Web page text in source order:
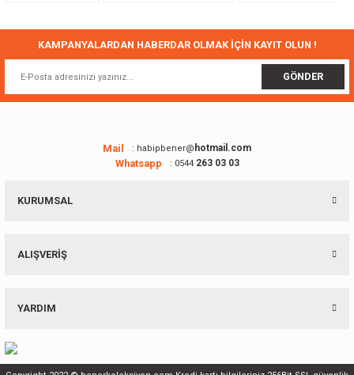
Ürün fiyatı diğer sitelerden daha pahalı.
Bu ürüne benzer farklı alternatifler olmalı.
Gönder
KAMPANYALARDAN HABERDAR OLMAK İÇİN KAYIT OLUN !
GÖNDER
Mail : habipbener@ hotmail.com
Whatsapp : 0544263 03 03
KURUMSAL
ALIŞVERİŞ
YARDIM